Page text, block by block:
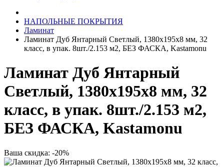
НАПОЛЬНЫЕ ПОКРЫТИЯ
Ламинат
Ламинат Дуб Янтарный Светлый, 1380х195х8 мм, 32
класс, в упак. 8шт./2.153 м2, БЕЗ ФАСКА, Kastamonu
Ламинат Дуб Янтарный
Светлый, 1380х195х8 мм, 32
класс, в упак. 8шт./2.153 м2,
БЕЗ ФАСКА, Kastamonu
Ваша скидка: -20%